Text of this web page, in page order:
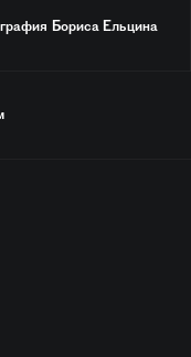
Бориса Ельцина